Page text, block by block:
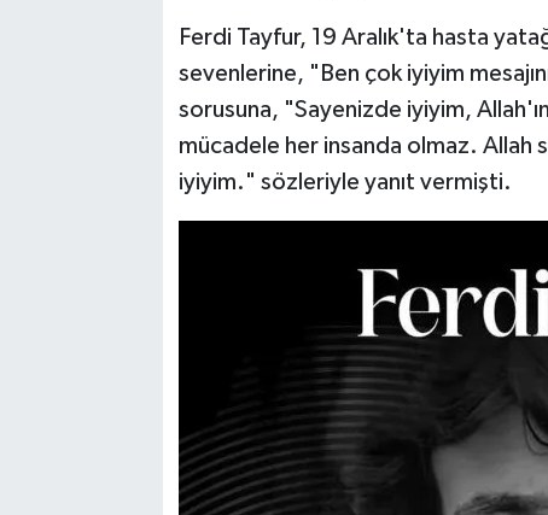
Ferdi Tayfur, 19 Aralık'ta hasta
sevenlerine, "Ben çok iyiyim
sorusuna, "Sayenizde iyiyim,
mücadele her insanda olmaz. Allah
iyiyim." sözleriyle yanıt vermişti.